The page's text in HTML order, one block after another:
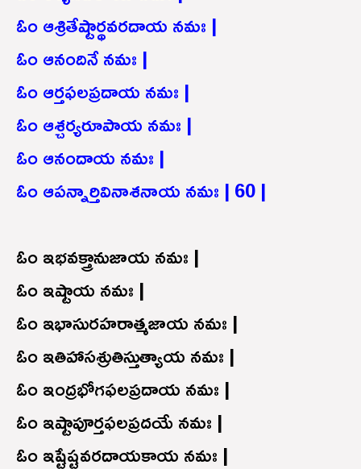
ఓం ఆశ్రితేష్టార్థవరదాయ నమః |
ఓం ఆనందినే నమః |
ఓం ఆర్తఫలప్రదాయ నమః |
ఓం ఆశ్చర్యరూపాయ నమః |
ఓం ఆనందాయ నమః |
ఓం ఆపన్నార్తివినాశనాయ నమః | 60 |
ఓం ఇభవక్త్రానుజాయ నమః |
ఓం ఇష్టాయ నమః |
ఓం ఇభాసురహరాత్మజాయ నమః |
ఓం ఇతిహాసశ్రుతిస్తుత్యాయ నమః |
ఓం ఇంద్రభోగఫలప్రదాయ నమః |
ఓం ఇష్టాపూర్తఫలప్రదయే నమః |
ఓం ఇష్టేష్టవరదాయకాయ నమః |